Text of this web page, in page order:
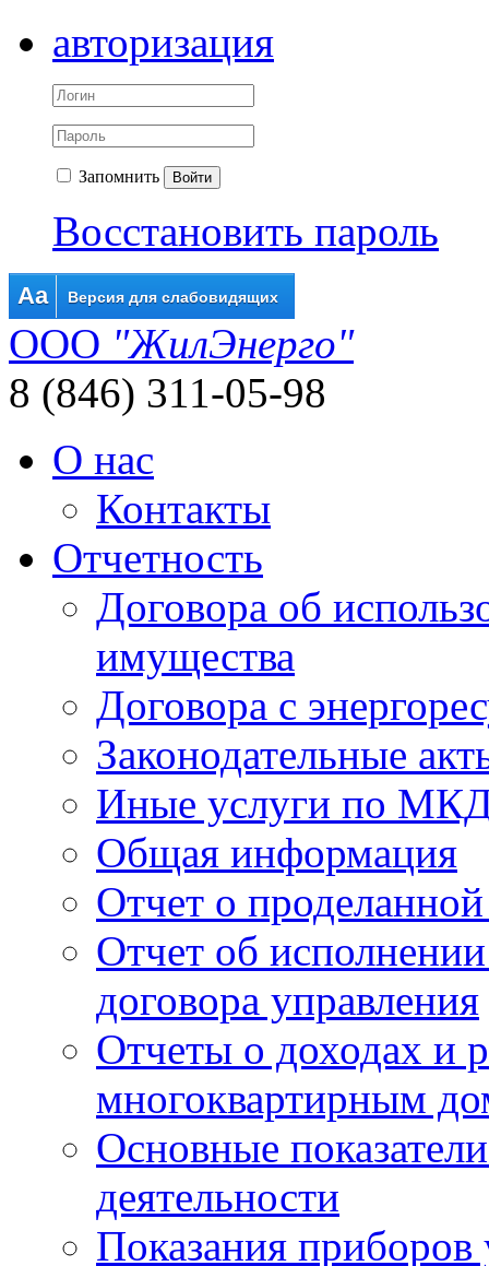
авторизация
Запомнить Войти
Восстановить пароль
Aa Версия для слабовидящих
ООО "ЖилЭнерго"
8 (846) 311-05-98
О нас
Контакты
Отчетность
Договора об
имущества
Договора с
Законодательные
Иные услуги по
Общая информация
Отчет о проделанной
Отчет об
договора управления
Отчеты о доходах и
многоквартирным
Основные
деятельности
Показания приборов